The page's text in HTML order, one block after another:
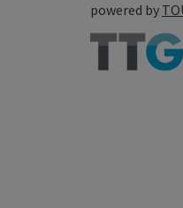
powered by